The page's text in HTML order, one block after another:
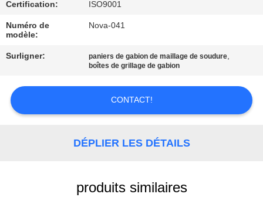
NOUS
VISITE
DE
L'USINE
CONTRÔLE
Certification: ISO9001
Numéro de
modèle:
Nova-041
Surligner: paniers de gabion de maillage de soudure,
boîtes de grillage de gabion
CONTACT!
DÉPLIER LES DÉTAILS
produits similaires